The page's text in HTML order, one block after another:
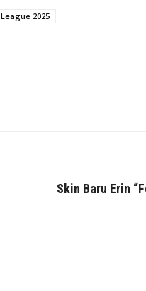
2025
Skin Baru Erin